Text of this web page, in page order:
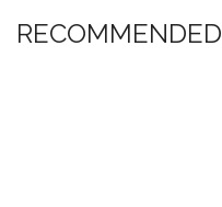
RECOMMENDED